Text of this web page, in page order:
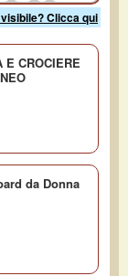
Clicca qui
E CROCIERE
da Donna